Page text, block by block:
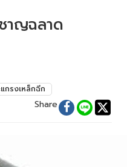
าญฉลาด
แกรงเหล็กฉีก
Share